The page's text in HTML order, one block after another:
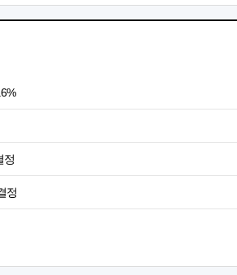
정
정